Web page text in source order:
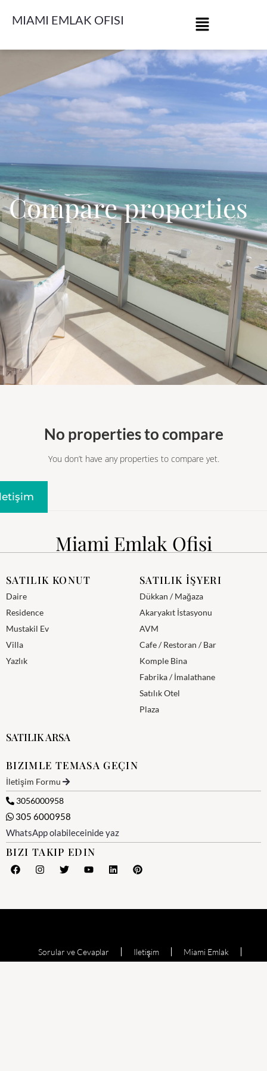
MIAMI EMLAK OFISI
Compare properties
No properties to compare
You don’t have any properties to compare yet.
Miami Emlak Ofisi
SATILIK KONUT
Daire
Residence
Mustakil Ev
Villa
Yazlık
SATILIK İŞYERI
Dükkan / Mağaza
Akaryakıt İstasyonu
AVM
Cafe / Restoran / Bar
Komple Bina
Fabrika / İmalathane
Satılık Otel
Plaza
SATILIK ARSA
BIZIMLE TEMASA GEÇIN
İletişim Formu
3056000958
305 6000958
WhatsApp olabileceinide yaz
BIZI TAKIP EDIN
Sorular ve Cevaplar Iletişim Miami Emlak